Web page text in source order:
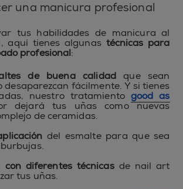
una manicura profesional
tus habilidades de manicura al
aquí tienes algunas técnicas para
profesional:
de buena calidadque sean
desaparezcan fácilmente. Y si tienes
nuestro tratamiento good as
dejará tus uñas como nuevas
de ceramidas.
del esmalte para que sea
con diferentes técnicasde nail art
tus uñas.